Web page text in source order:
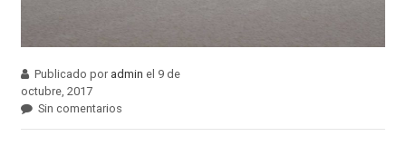
Publicado por admin el 9 de
octubre, 2017
Sin comentarios